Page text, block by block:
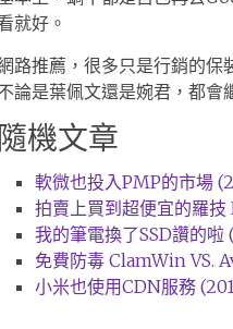
就好。
路推薦，很多只是行銷的保
論是葉佩文還是婉君，都會
隨機文章
軟微也投入PMP的市場
拍賣上買到超便宜的羅
我的筆電換了SSD讚的啦
免費防毒 ClamWin VS.
小米也使用CDN服務